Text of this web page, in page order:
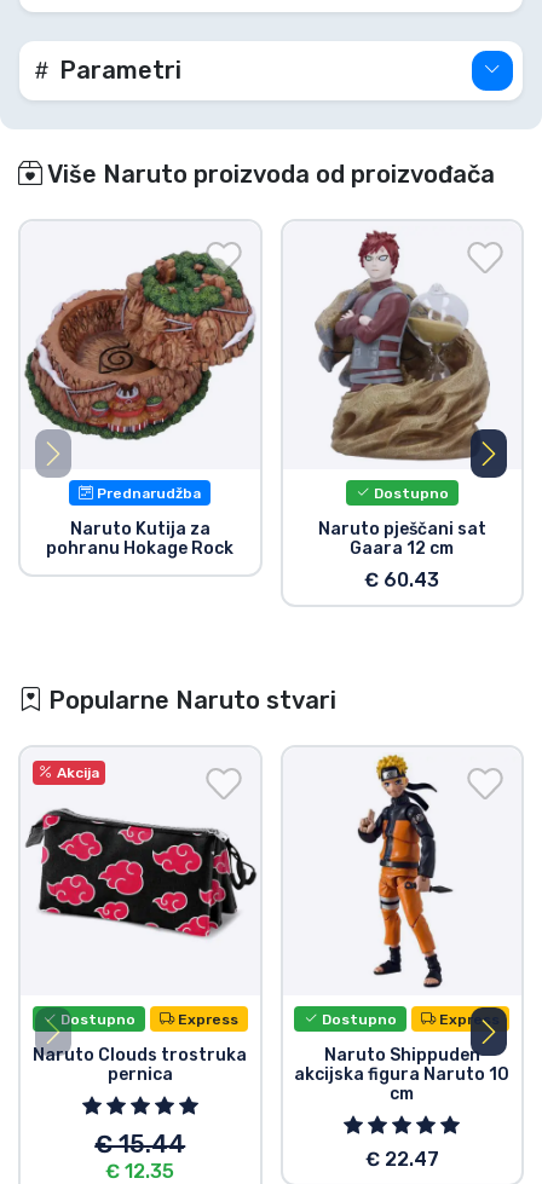
Parametri
Više Naruto proizvoda od proizvođača
Prednarudžba
Naruto Kutija za
pohranu Hokage Rock
Dostupno
Naruto pješčani sat
Gaara 12 cm
€ 60.43
Popularne Naruto stvari
Akcija
Dostupno Express
Naruto Clouds trostruka
pernica
€ 15.44
€ 12.35
Dostupno Express
Naruto Shippuden
akcijska figura Naruto 10
cm
€ 22.47